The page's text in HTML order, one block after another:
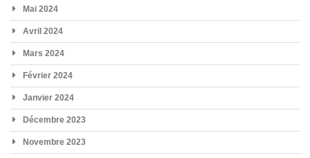
Mai 2024
Avril 2024
Mars 2024
Février 2024
Janvier 2024
Décembre 2023
Novembre 2023